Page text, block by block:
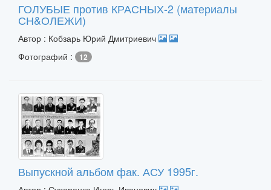
ГОЛУБЫЕ против КРАСНЫХ-2 (материалы
СН&ОЛЕЖИ)
Автор : Кобзарь Юрий Дмитриевич
Фотографий :
12
Выпускной альбом фак. АСУ 1995г.